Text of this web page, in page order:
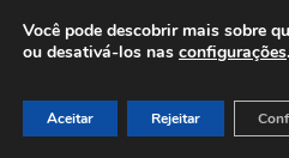
Livro de Reclamações
Você pode descobrir mais sobre
ou desativá-los nas configurações.
Aceitar Rejeitar